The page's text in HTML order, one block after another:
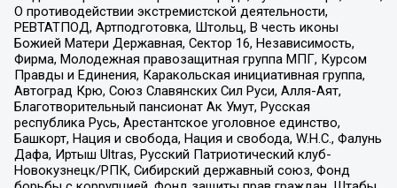
О противодействии экстремистской деятельности,
РЕВТАТПОД, Артподготовка, Штольц, В честь иконы
Божией Матери Державная, Сектор 16, Независимость,
Фирма, Молодежная правозащитная группа МПГ, Курсом
Правды и Единения, Каракольская инициативная группа,
Автоград Крю, Союз Славянских Сил Руси, Алля-Аят,
Благотворительный пансионат Ак Умут, Русская
республика Русь, Арестантское уголовное единство,
Башкорт, Нация и свобода, Нация и свобода, W.H.С., Фалунь
Дафа, Иртыш Ultras, Русский Патриотический клуб-
Новокузнецк/РПК, Сибирский державный союз, Фонд